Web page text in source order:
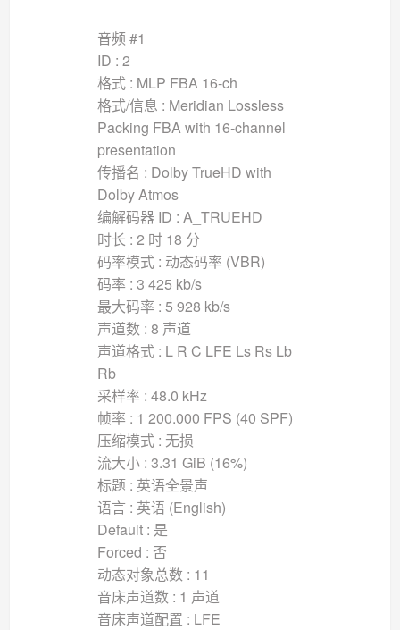
音频 #1
ID : 2
格式 : MLP FBA 16-ch
格式/信息 : Meridian Lossless
Packing FBA with 16-channel
presentation
传播名 : Dolby TrueHD with
Dolby Atmos
编解码器 ID : A_TRUEHD
时长 : 2 时 18 分
码率模式 : 动态码率 (VBR)
码率 : 3 425 kb/s
最大码率 : 5 928 kb/s
声道数 : 8 声道
声道格式 : L R C LFE Ls Rs Lb
Rb
采样率 : 48.0 kHz
帧率 : 1 200.000 FPS (40 SPF)
压缩模式 : 无损
流大小 : 3.31 GiB (16%)
标题 : 英语全景声
语言 : 英语 (English)
Default : 是
Forced : 否
动态对象总数 : 11
音床声道数 : 1 声道
音床声道配置 : LFE